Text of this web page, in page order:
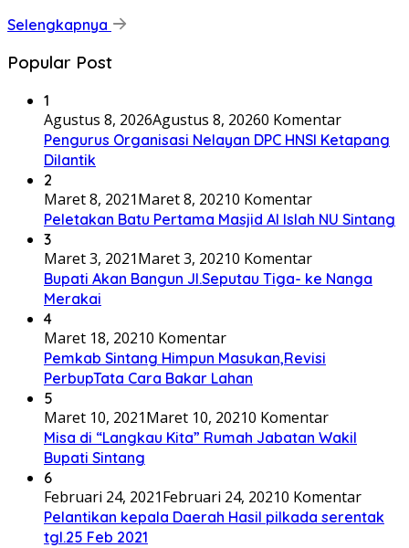
Selengkapnya
Popular Post
1
Agustus 8, 2026Agustus 8, 20260 Komentar
Pengurus Organisasi Nelayan DPC HNSI Ketapang
Dilantik
2
Maret 8, 2021Maret 8, 20210 Komentar
Peletakan Batu Pertama Masjid Al Islah NU Sintang
3
Maret 3, 2021Maret 3, 20210 Komentar
Bupati Akan Bangun Jl.Seputau Tiga- ke Nanga
Merakai
4
Maret 18, 20210 Komentar
Pemkab Sintang Himpun Masukan,Revisi
PerbupTata Cara Bakar Lahan
5
Maret 10, 2021Maret 10, 20210 Komentar
Misa di “Langkau Kita” Rumah Jabatan Wakil
Bupati Sintang
6
Februari 24, 2021Februari 24, 20210 Komentar
Pelantikan kepala Daerah Hasil pilkada serentak
tgl.25 Feb 2021